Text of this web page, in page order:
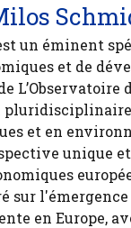
un éminent
et de
L’Observatoire
et en
unique
sur
en Europe,